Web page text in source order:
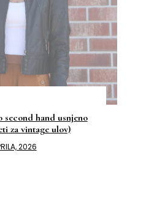
hand usnjeno
za vintage ulov)
2026